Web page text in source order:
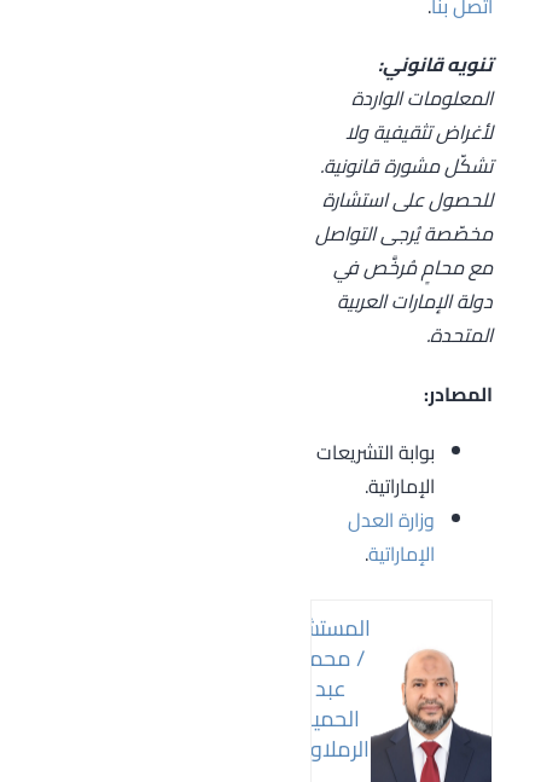
تنويه قانوني:
المعلومات الواردة
لأغراض تثقيفية ولا
تشكّل مشورة قانونية.
للحصول على استشارة
مخصّصة يُرجى التواصل
مع محامٍ مُرخَّص في
دولة الإمارات العربية
المتحدة.
المصادر:
بوابة التشريعات
الإماراتية.
وزارة العدل
الإماراتية.
المستشار
/ محمد
عبد
الحميد
الرملاوي